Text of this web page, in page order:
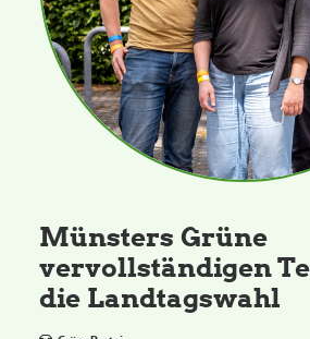
Münsters Grüne
vervollständigen
die Landtagswahl